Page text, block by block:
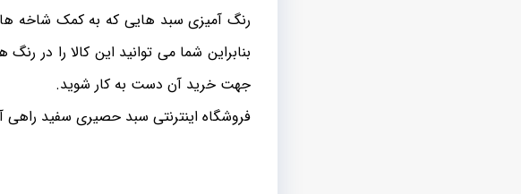
رنگ آمیزی سبد هایی که به کمک شاخه
بنابراین شما می توانید این کالا را در
جهت خرید آن دست به کار شوید.
فروشگاه اینترنتی سبد حصیری سفید راهی